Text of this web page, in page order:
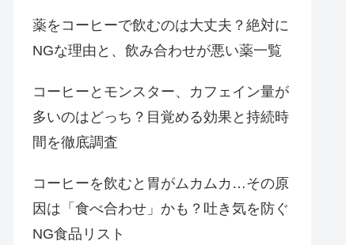
薬をコーヒーで飲むのは大丈夫？絶対に
NGな理由と、飲み合わせが悪い薬一覧
コーヒーとモンスター、カフェイン量が
多いのはどっち？目覚める効果と持続時
間を徹底調査
コーヒーを飲むと胃がムカムカ…その原
因は「食べ合わせ」かも？吐き気を防ぐ
NG食品リスト